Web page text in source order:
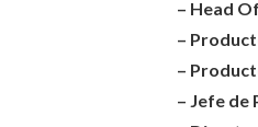
– Head
–
–
– Jefe de